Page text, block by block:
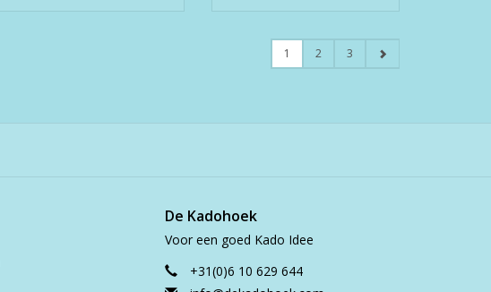
1 2 3
De Kadohoek
Voor een goed Kado Idee
+31(0)6 10 629 644